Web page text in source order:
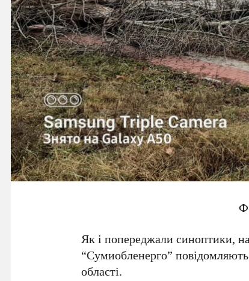
Як і попереджали синоптики,
“Сумиобленерго”
області.